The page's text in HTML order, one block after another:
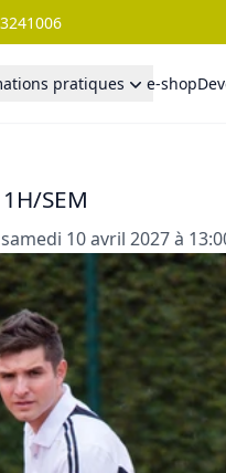
pratiques e-shop
SEM
10 avril 2027 à